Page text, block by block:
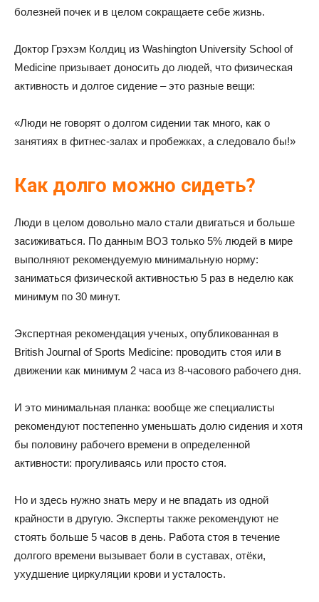
болезней почек и в целом сокращаете себе жизнь.
Доктор Грэхэм Колдиц из Washington University School of
Medicine призывает доносить до людей, что физическая
активность и долгое сидение – это разные вещи:
«Люди не говорят о долгом сидении так много, как о
занятиях в фитнес-залах и пробежках, а следовало бы!»
Как долго можно сидеть?
Люди в целом довольно мало стали двигаться и больше
засиживаться. По данным ВОЗ только 5% людей в мире
выполняют рекомендуемую минимальную норму:
заниматься физической активностью 5 раз в неделю как
минимум по 30 минут.
Экспертная рекомендация ученых, опубликованная в
British Journal of Sports Medicine: проводить стоя или в
движении как минимум 2 часа из 8-часового рабочего дня.
И это минимальная планка: вообще же специалисты
рекомендуют постепенно уменьшать долю сидения и хотя
бы половину рабочего времени в определенной
активности: прогуливаясь или просто стоя.
Но и здесь нужно знать меру и не впадать из одной
крайности в другую. Эксперты также рекомендуют не
стоять больше 5 часов в день. Работа стоя в течение
долгого времени вызывает боли в суставах, отёки,
ухудшение циркуляции крови и усталость.